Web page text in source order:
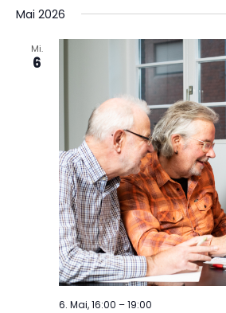
wählen.
Mai 2026
Mi.
6
6. Mai, 16:00 –19:00